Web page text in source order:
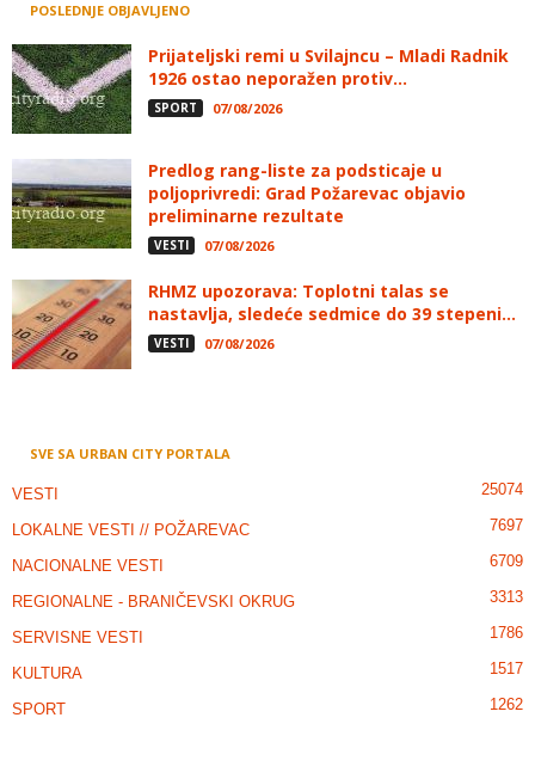
POSLEDNJE OBJAVLJENO
Prijateljski remi u Svilajncu – Mladi Radnik
1926 ostao neporažen protiv...
SPORT 07/08/2026
Predlog rang-liste za podsticaje u
poljoprivredi: Grad Požarevac objavio
preliminarne rezultate
VESTI 07/08/2026
RHMZ upozorava: Toplotni talas se
nastavlja, sledeće sedmice do 39 stepeni...
VESTI 07/08/2026
SVE SA URBAN CITY PORTALA
VESTI 25074
LOKALNE VESTI // POŽAREVAC 7697
NACIONALNE VESTI 6709
REGIONALNE - BRANIČEVSKI OKRUG 3313
SERVISNE VESTI 1786
KULTURA 1517
SPORT 1262